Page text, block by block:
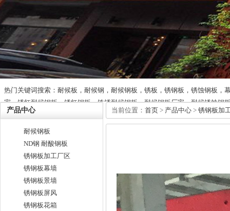
热门关键词搜索：耐候板，耐候钢，耐候钢板，锈板，锈钢板，锈蚀钢板，
家，锈红耐候钢板，锈红钢板，铁锈耐候钢板，耐候钢板厂家，耐候锈蚀钢
产品中心
耐候钢板
ND钢 耐酸钢板
锈钢板加工厂区
锈钢板幕墙
锈钢板景墙
锈钢板屏风
锈钢板花箱
当前位置： 首页 > 产品中心 > 锈钢板加